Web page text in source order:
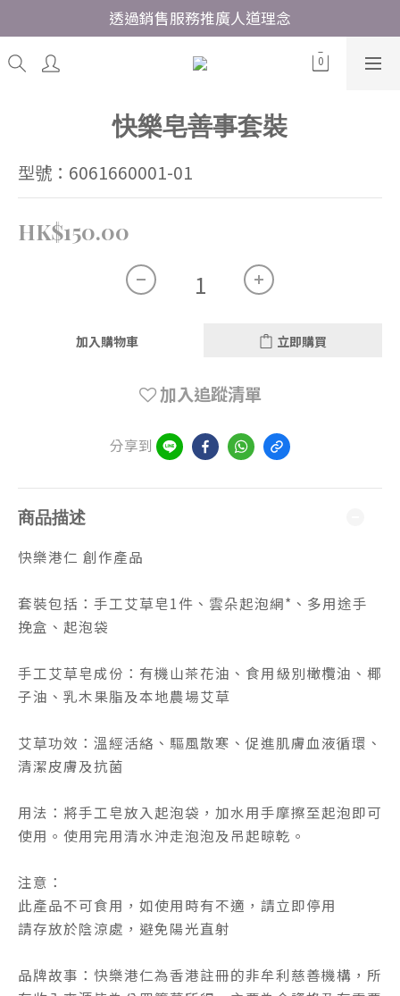
透過銷售服務推廣人道理念
快樂皂善事套裝
型號：6061660001-01
HK$150.00
加入購物車 立即購買
加入追蹤清單
分享到
商品描述
快樂港仁 創作產品
套裝包括：手工艾草皂1件、雲朵起泡網*、多用途手
挽盒、起泡袋
手工艾草皂成份：有機山茶花油、食用級別橄欖油、椰
子油、乳木果脂及本地農場艾草
艾草功效：溫經活絡、驅風散寒、促進肌膚血液循環、
清潔皮膚及抗菌
用法：將手工皂放入起泡袋，加水用手摩擦至起泡即可
使用。使用完用清水沖走泡泡及吊起晾乾。
注意：
此產品不可食用，如使用時有不適，請立即停用
請存放於陰涼處，避免陽光直射
品牌故事：快樂港仁為香港註冊的非牟利慈善機構，所